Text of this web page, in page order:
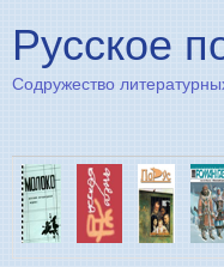
Русское
Содружество